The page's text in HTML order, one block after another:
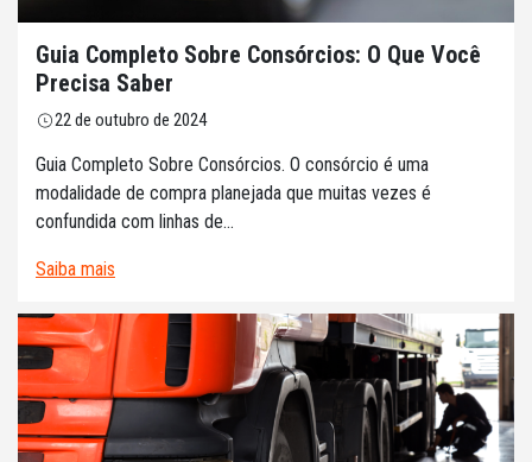
Guia Completo Sobre Consórcios: O Que Você
Precisa Saber
22 de outubro de 2024
Guia Completo Sobre Consórcios. O consórcio é uma
modalidade de compra planejada que muitas vezes é
confundida com linhas de...
Saiba mais